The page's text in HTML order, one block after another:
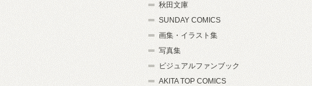
秋田文庫
SUNDAY COMICS
画集・イラスト集
写真集
ビジュアルファンブック
AKITA TOP COMICS